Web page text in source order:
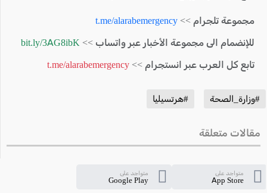
مجموعة تلجرام >> t.me/alarabemergency
للإنضمام الى مجموعة الأخبار عبر واتساب >> bit.ly/3AG8ibK
تابع كل العرب عبر انستجرام >> t.me/alarabemergency
#وزارة_الصحة #هرتسيليا
مقالات متعلقة
متواجد على
App Store
متواجد على
Google Play